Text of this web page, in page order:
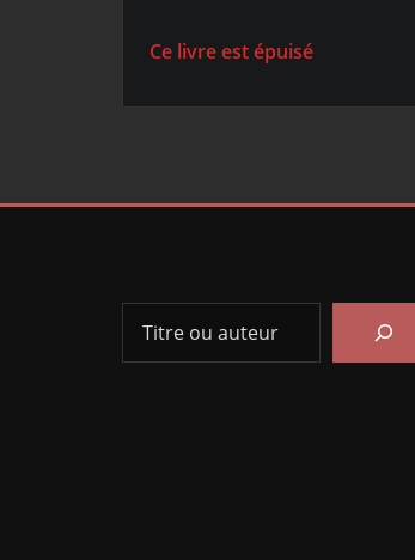
Ce livre est épuisé